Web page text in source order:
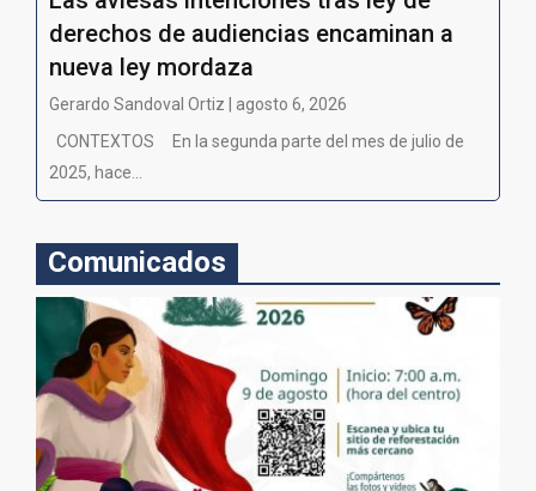
derechos de audiencias encaminan a
nueva ley mordaza
Gerardo Sandoval Ortiz | agosto 6, 2026
CONTEXTOS En la segunda parte del mes de julio de
2025, hace...
Comunicados